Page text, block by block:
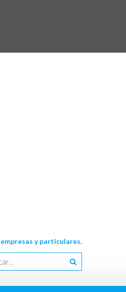
y particulares.